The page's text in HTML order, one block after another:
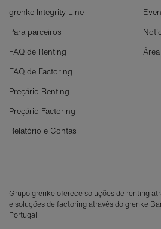
grenke Integrity Line
Para parceiros
FAQ de Renting
FAQ de Factoring
Preçário Renting
Preçário Factoring
Relatório e Contas
Grupo grenke oferece soluções de renting
e soluções de factoring através do grenke
Portugal